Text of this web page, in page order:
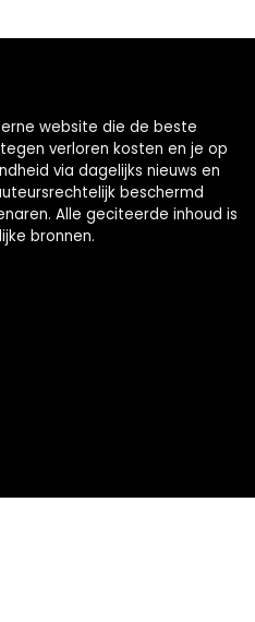
website die de beste
verloren kosten en je op
via dagelijks nieuws en
beschermd
Alle geciteerde inhoud is
bronnen.